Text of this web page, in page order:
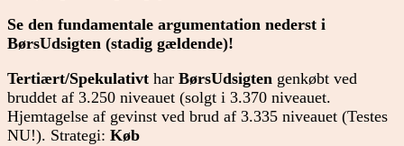
Se den fundamentale argumentation nederst i
BørsUdsigten (stadig gældende)!
Tertiært/Spekulativt har BørsUdsigten genkøbt ved
bruddet af 3.250 niveauet (solgt i 3.370 niveauet.
Hjemtagelse af gevinst ved brud af 3.335 niveauet (Testes
NU!). Strategi: Køb